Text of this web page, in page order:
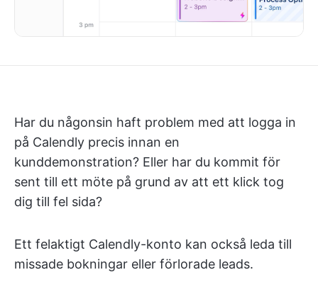
Har du någonsin haft problem med att logga in
på Calendly precis innan en
kunddemonstration? Eller har du kommit för
sent till ett möte på grund av att ett klick tog
dig till fel sida?
Ett felaktigt Calendly-konto kan också leda till
missade bokningar eller förlorade leads.